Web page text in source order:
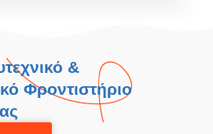
&
Φροντιστήριο